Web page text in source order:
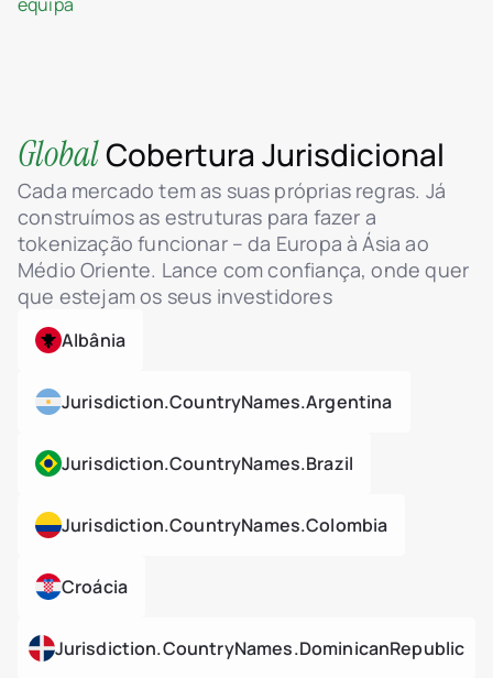
GlobalCobertura Jurisdicional
Cada mercado tem as suas próprias regras. Já
construímos as estruturas para fazer a
tokenização funcionar – da Europa à Ásia ao
Médio Oriente. Lance com confiança, onde quer
que estejam os seus investidores
Albânia
Jurisdiction.countryNames.argentina
Jurisdiction.countryNames.brazil
Jurisdiction.countryNames.colombia
Croácia
Jurisdiction.countryNames.dominicanRepublic